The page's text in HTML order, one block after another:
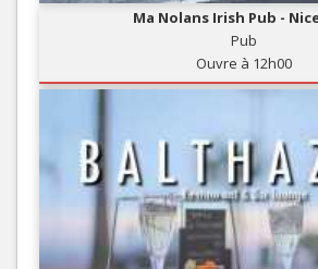
Ma Nolans Irish Pub -
Pub
Ouvre à 12h00